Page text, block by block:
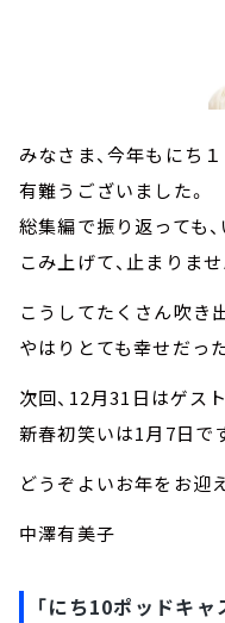
みなさま、今年もにち
有難うございました。
総集編で振り返っても
こみ上げて、止まりませ
こうしてたくさん吹き
やはりとても幸せだっ
次回、12月31日はゲス
新春初笑いは1月7日です
どうぞよいお年をお迎
中澤有美子
「にち10ポッドキャ